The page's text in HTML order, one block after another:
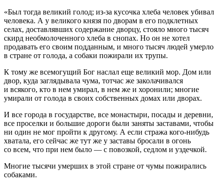
«Был тогда великий голод; из-за кусочка хлеба человек убивал
человека. А у великого князя по дворам в его подклетных
селах, доставлявших содержание дворцу, стояло много тысяч
скирд необмолоченного хлеба в снопах. Но он не хотел
продавать его своим подданным, и много тысяч людей умерло
в стране от голода, а собаки пожирали их трупы.
К тому же всемогущий Бог наслал еще великий мор. Дом или
двор, куда заглядывала чума, тотчас же заколачивался
и всякого, кто в нем умирал, в нем же и хоронили; многие
умирали от голода в своих собственных домах или дворах.
И все города в государстве, все монастыри, посады и деревни,
все проселки и большие дороги были заняты заставами, чтобы
ни один не мог пройти к другому. А если стража кого-нибудь
хватала, его сейчас же тут же у заставы бросали в огонь
со всем, что при нем было — с повозкой, седлом и уздечкой.
Многие тысячи умерших в этой стране от чумы пожирались
собаками.